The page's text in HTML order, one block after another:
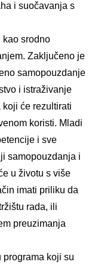
i suočavanja s
kao srodno
Zaključeno je
samopouzdanje
i istraživanje
će rezultirati
koristi. Mladi
i sve
samopouzdanja i
u životu s više
imati priliku da
rada, ili
preuzimanja
koji su